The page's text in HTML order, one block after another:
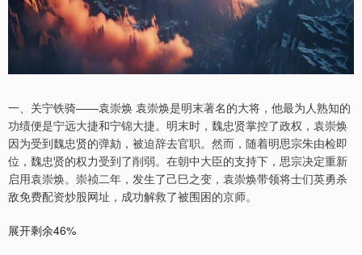
一、关宁铁骑——袁崇焕 袁崇焕是明末著名的大将，他最为人熟知的
功绩便是宁远大捷和宁锦大捷。明末时，魏忠贤掌控了政权，袁崇焕
因为受到魏忠贤的弹劾，被迫辞去官职。然而，随着明思宗朱由检即
位，魏忠贤的权力受到了削弱。在朝中大臣的支持下，思宗决定重新
启用袁崇焕。崇祯二年，发生了己巳之变，袁崇焕带领将士们英勇杀
敌免费配资炒股网址，成功解救了被围困的京师。
展开剩余46%